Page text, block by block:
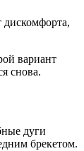
дискомфорта,
вариант
снова.
дуги
брекетом.